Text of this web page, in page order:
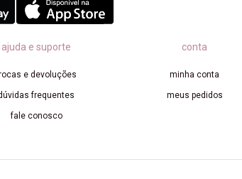
ajuda e suporte
e devoluções
frequentes
fale conosco
conta
minha conta
meus pedidos